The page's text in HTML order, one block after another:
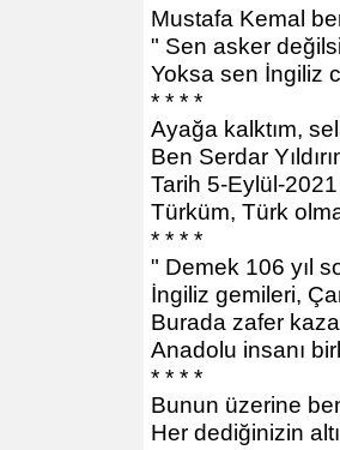
Mustafa Kemal
" Sen asker
Yoksa sen İngiliz
* * * *
Ayağa kalktım,
Ben Serdar
Tarih 5-Eylül-
Türküm, Türk
* * * *
" Demek 106 yıl
İngiliz gemileri,
Burada zafer
Anadolu insanı
* * * *
Bunun üzerine
Her dediğinizin